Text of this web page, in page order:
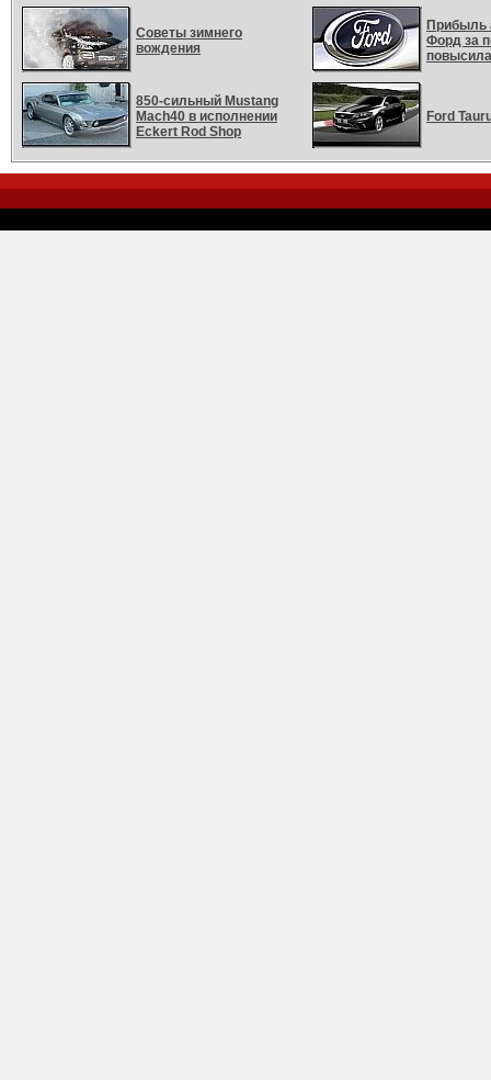
Советы зимнего
вождения
850-сильный Mustang
Mach40 в исполнении
Eckert Rod Shop
Прибыль
Форд за
Ford